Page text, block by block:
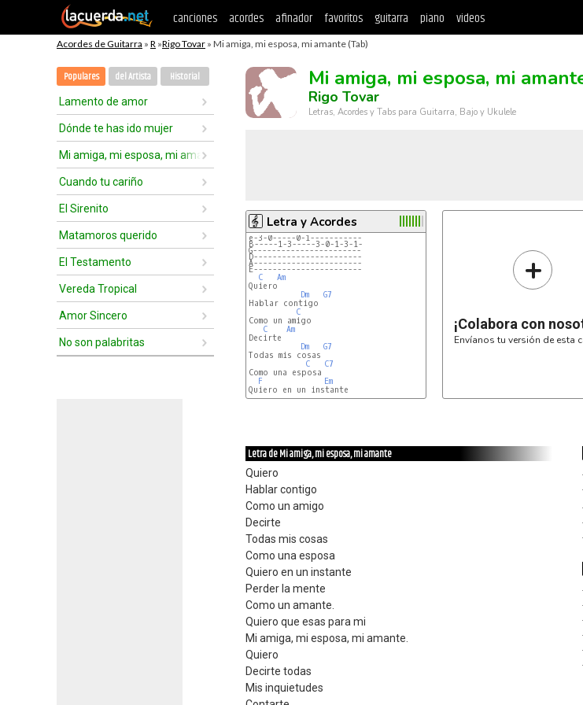
canciones acordes afinador favoritos guitarra piano videos
Acordes de Guitarra » R »Rigo Tovar » Mi amiga, mi esposa, mi amante (Tab)
Populares del Artista Historial
Lamento de amor
Dónde te has ido mujer
Mi amiga, mi esposa, mi amante
Cuando tu cariño
El Sirenito
Matamoros querido
El Testamento
Vereda Tropical
Amor Sincero
No son palabritas
Mi amiga, mi esposa, mi
Rigo Tovar
Letras, Acordes y Tabs para Guitarra, Bajo y Ukulele
Letra y Acordes
e-3-0-----0-1-----------
B-----1-3-----3-0-1-3-1-
G-----------------------
D-----------------------
A-----------------------
E-----------------------
C
Am
Quiero
Dm
G7
Hablar contigo
C
Como un amigo
C
Am
Decirte
Dm
G7
Todas mis cosas
C
C7
Como una esposa
F
Em
+
¡Colabora con
Envíanos tu versión de esta
Letra de Mi amiga, mi esposa, mi amante
Quiero
Hablar contigo
Como un amigo
Decirte
Todas mis cosas
Como una esposa
Quiero en un instante
Perder la mente
Como un amante.
Quiero que esas para mi
Mi amiga, mi esposa, mi amante.
Quiero
Decirte todas
Mis inquietudes